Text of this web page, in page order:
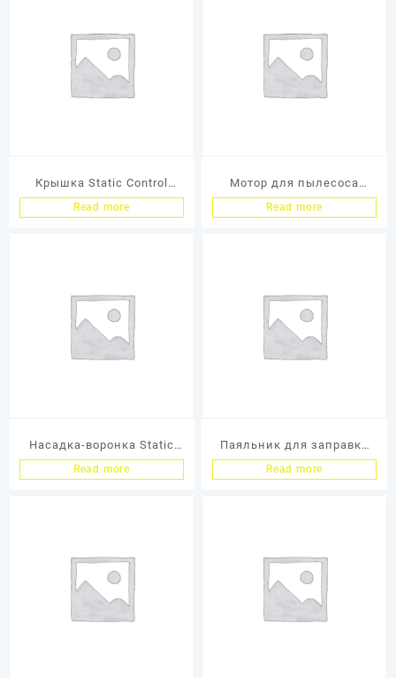
Крышка Static Control
Универсальная для
Read more
Мотор для пылесоса
OMEGA Supreme Series 450
Read more
Насадка-воронка Static
Control для засыпки
Read more
Паяльник для заправки
картриджей D12 (В
Read more